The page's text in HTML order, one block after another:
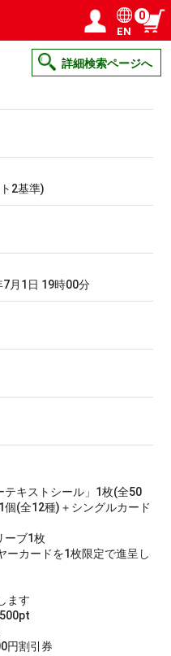
会員登録
EN
0
詳細検索ページへ
2基準)
月1日 19時00分
テキストシール」1枚(全50
(全12種)＋シングルカード
ーブ1枚
ーカードを1枚限定で進呈し
ます
円割引券